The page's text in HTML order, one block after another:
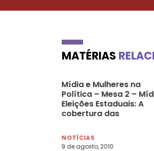
MATÉRIAS
Mídia e Mulheres na
Política – Mesa 2 –
Eleições Estaduais: A
cobertura das
NOTÍCIAS
9 de agosto, 2010